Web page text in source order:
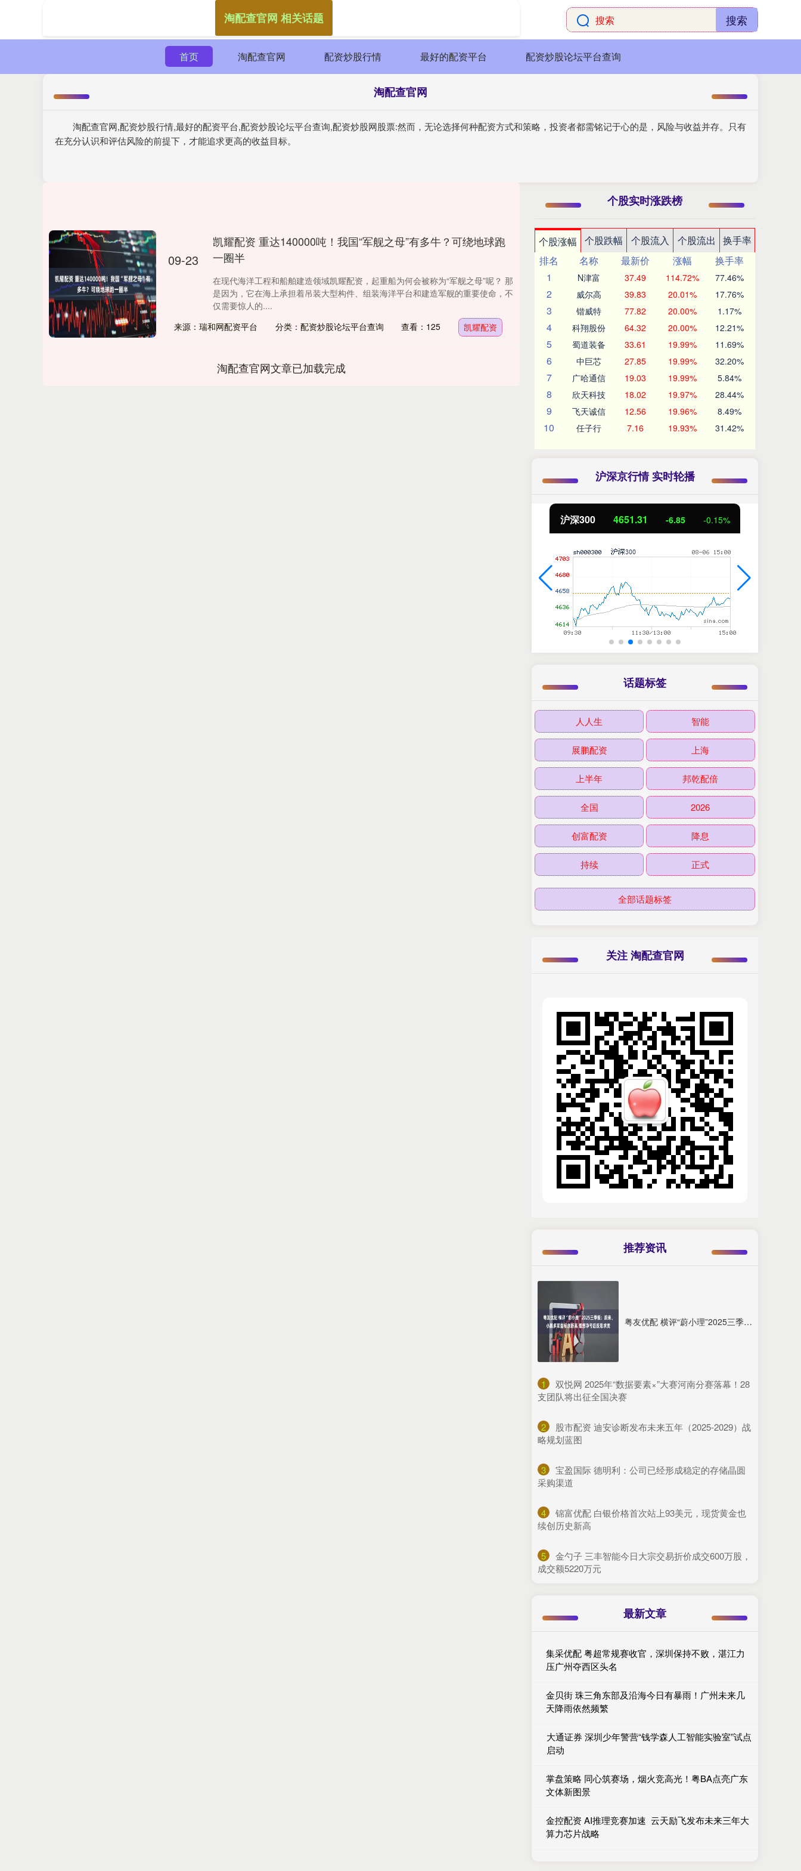
搜索
首页 淘配查官网 配资炒股行情 最好的配资平台 配资炒股论坛平台查询
淘配查官网
淘配查官网,配资炒股行情,最好的配资平台,配资炒股论坛平台查询,配资炒股网股票:然而，无论选择何种配资方式和策略，投资者都需铭记于心的是，风险与收益并存。只有
在充分认识和评估风险的前提下，才能追求更高的收益目标。
淘配查官网 相关话题
09-23
凯耀配资 重达140000吨！我国“军舰之母”有多牛？可绕地球跑
一圈半
在现代海洋工程和船舶建造领域凯耀配资，起重船为何会被称为“军舰之母”呢？ 那
是因为，它在海上承担着吊装大型构件、组装海洋平台和建造军舰的重要使命，不
仅需要惊人的....
来源：瑞和网配资平台
分类：配资炒股论坛平台查询 查看：125 凯耀配资
淘配查官网文章已加载完成
个股实时涨跌榜
个股涨幅 个股跌幅 个股流入 个股流出
换手率
排名
名称 最新价 涨幅
换手率
1
N津富 37.49 114.72% 77.46%
2 威尔高 39.83 20.01% 17.76%
3 锴威特 77.82 20.00% 1.17%
4 科翔股份 64.32 20.00% 12.21%
5 蜀道装备 33.61 19.99% 11.69%
6 中巨芯 27.85 19.99% 32.20%
7 广哈通信 19.03 19.99% 5.84%
8 欣天科技 18.02 19.97% 28.44%
9 飞天诚信 12.56 19.96% 8.49%
10 任子行 7.16 19.93% 31.42%
沪深京行情 实时轮播
沪深300 4651.31 -6.85 -0.15%
话题标签
人人生 智能
展鹏配资 上海
上半年 邦乾配倍
全国 2026
创富配资 降息
持续 正式
全部话题标签
关注 淘配查官网
推荐资讯
粤友优配 横评“蔚小理”2025三季报：蔚来、小鹏多项指标创新高 理想净亏后反思求变
1
​双悦网 2025年“数据要素×”大赛河南分赛落幕！28
支团队将出征全国决赛
2
​股市配资 迪安诊断发布未来五年（2025-2029）战
略规划蓝图
3
​宝盈国际 德明利：公司已经形成稳定的存储晶圆
采购渠道
4
​锦富优配 白银价格首次站上93美元，现货黄金也
续创历史新高
5
​金勺子 三丰智能今日大宗交易折价成交600万股，
成交额5220万元
最新文章
集采优配 粤超常规赛收官，深圳保持不败，湛江力
压广州夺西区头名
金贝街 珠三角东部及沿海今日有暴雨！广州未来几
天降雨依然频繁
大通证券 深圳少年警营“钱学森人工智能实验室”试点
启动
掌盘策略 同心筑赛场，烟火竞高光！粤BA点亮广东
文体新图景
金控配资 AI推理竞赛加速 云天励飞发布未来三年大
算力芯片战略